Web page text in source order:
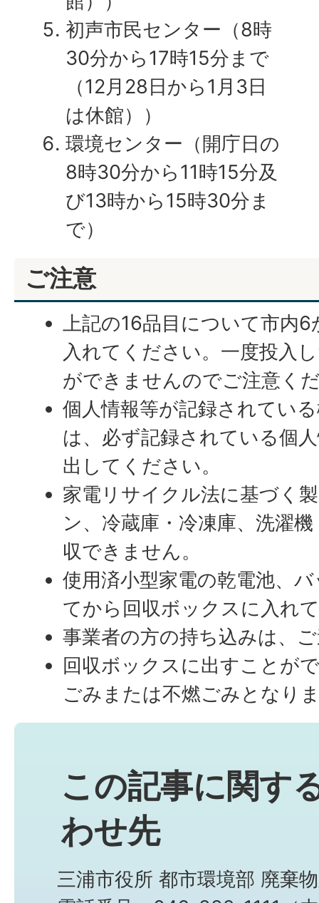
初声市民センター（8時
30分から17時15分まで
（12月28日から1月3日
は休館））
環境センター（開庁日の
8時30分から11時15分及
び13時から15時30分ま
で）
ご注意
上記の16品目について市内
入れてください。一度投入
ができませんのでご注意く
個人情報等が記録されてい
は、必ず記録されている個
出してください。
家電リサイクル法に基づく
ン、冷蔵庫・冷凍庫、洗濯
収できません。
使用済小型家電の乾電池、
てから回収ボックスに入れ
事業者の方の持ち込みは、
回収ボックスに出すことが
ごみまたは不燃ごみとなり
この記事に関す
わせ先
三浦市役所 都市環境部 廃棄